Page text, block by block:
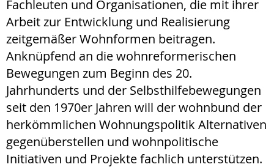
Fachleuten und Organisationen, die mit ihrer
Arbeit zur Entwicklung und Realisierung
zeitgemäßer Wohnformen beitragen.
Anknüpfend an die wohnreformerischen
Bewegungen zum Beginn des 20.
Jahrhunderts und der Selbsthilfebewegungen
seit den 1970er Jahren will der wohnbund der
herkömmlichen Wohnungspolitik Alternativen
gegenüberstellen und wohnpolitische
Initiativen und Projekte fachlich unterstützen.